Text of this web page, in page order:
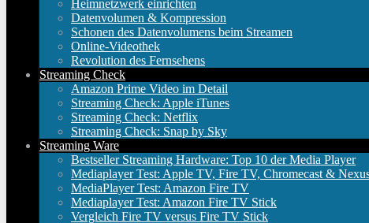
Heimnetzwerk einrichten
Datenvolumen & Kompression
Schonen des Datenvolumens beim Streamen
Online-Videothek
Revolution des Fernsehens
Streaming Check
Amazon Prime Video im Detail
Streaming Check: Apple iTunes
Streaming Check: Netflix
Streaming Check: Snap by Sky
Streaming Ware
Bestseller Streaming Hardware: Top 10 der Media Player
Mediaplayer Test: Apple TV, Fire TV, Chromecast &
MediaPlayer Test: Amazon Fire TV
Mediaplayer Test: Amazon Fire TV Stick
Vergleich Fire TV versus Fire TV Stick